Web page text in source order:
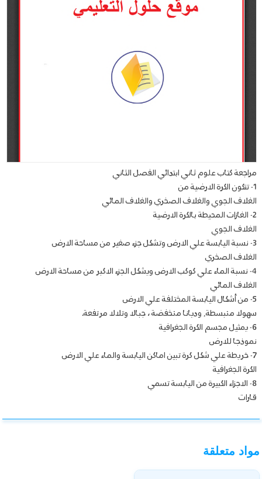
مراجعة كتاب علوم ثاني ابتدائي الفصل الثاني
1- تتكون الكرة الارضية من
الغلاف الجوي والغلاف الصخري والغلاف المائي
2- الغازات المحيطة بالكرة الارضية
الغلاف الجوي
3- نسبة اليابسة علي الارض وتشكل جزء صغير من مساحة الارض
الغلاف الصخري
4- نسبة الماء علي كوكب الارض ويشكل الجزء الاكبر من مساحة الارض
الغلاف المائي
5- من أشكال اليابسة المختلفة علي الارض
سهولا منبسطة, وديانا منخفضة ، جبالا وتلالا مرتفعة.
6- يمثيل مجسم الكرة الجغرافية
نموذجا للارض
7- خريطة علي شكل كرة تبين اماكن اليابسة والماء علي الارض
الكرة الجغرافية
8- الاجزاء الكبيرة من اليابسة تسمي
قارات
مواد متعلقة